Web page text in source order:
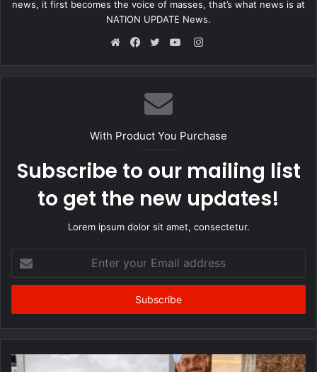
news, it first becomes the voice of masses, that’s what news is at
NATION UPDATE News.
Instagram
With Product You Purchase
Subscribe to our mailing list
to get the new updates!
Lorem ipsum dolor sit amet, consectetur.
your
Email